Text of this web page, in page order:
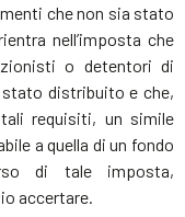
che non sia stato
nell’imposta che
o detentori di
distribuito e che,
requisiti, un simile
a quella di un fondo
di tale imposta,
accertare.